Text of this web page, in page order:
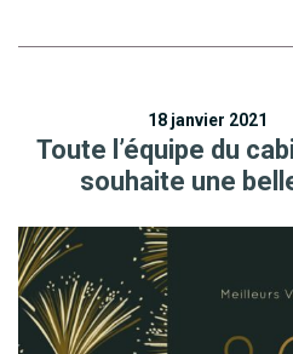
18 janvier 2021
Toute l’équipe du
souhaite une